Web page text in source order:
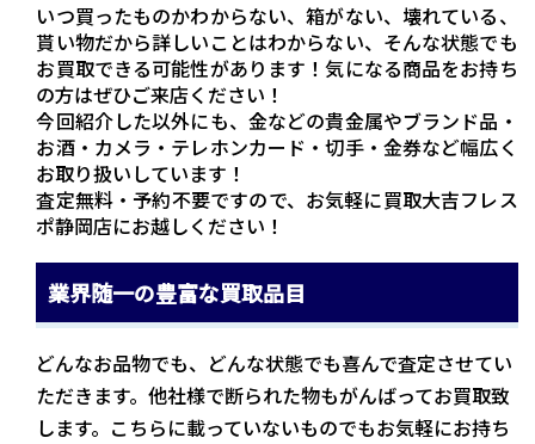
いつ買ったものかわからない、箱がない、壊れている、
貰い物だから詳しいことはわからない、そんな状態でも
お買取できる可能性があります！気になる商品をお持ち
の方はぜひご来店ください！
今回紹介した以外にも、金などの貴金属やブランド品・
お酒・カメラ・テレホンカード・切手・金券など幅広く
お取り扱いしています！
査定無料・予約不要ですので、お気軽に買取大吉フレス
ポ静岡店にお越しください！
業界随一の豊富な買取品目
どんなお品物でも、どんな状態でも喜んで査定させてい
ただきます。他社様で断られた物もがんばってお買取致
します。こちらに載っていないものでもお気軽にお持ち